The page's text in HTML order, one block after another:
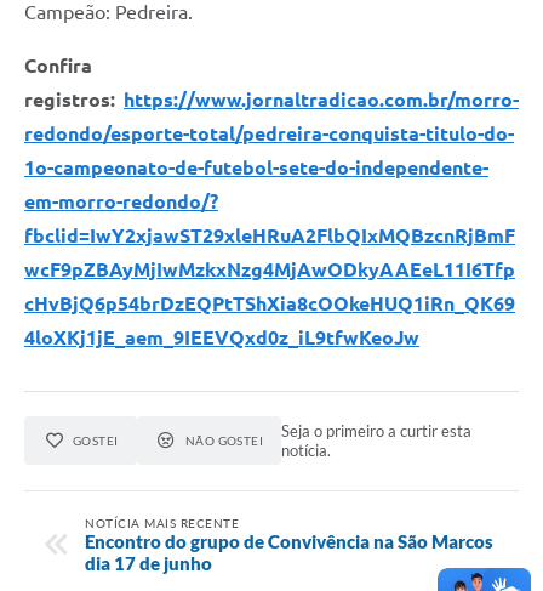
Campeão: Pedreira.
Confira
registros: https://www.jornaltradicao.com.br/morro-
redondo/esporte-total/pedreira-conquista-titulo-do-
1o-campeonato-de-futebol-sete-do-independente-
em-morro-redondo/?
fbclid=IwY2xjawST29xleHRuA2FlbQIxMQBzcnRjBmF
wcF9pZBAyMjIwMzkxNzg4MjAwODkyAAEeL11I6Tfp
cHvBjQ6p54brDzEQPtTShXia8cOOkeHUQ1iRn_QK69
4loXKj1jE_aem_9IEEVQxd0z_iL9tfwKeoJw
GOSTEI NÃO GOSTEI
Seja o primeiro a curtir esta
notícia.
NOTÍCIA MAIS RECENTE
Encontro do grupo de Convivência na São Marcos
dia 17 de junho